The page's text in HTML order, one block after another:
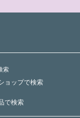
索
ョップで検索
で検索